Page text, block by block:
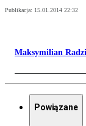
Publikacja: 15.01.2014 22:32
Maksymilian
Powiązane